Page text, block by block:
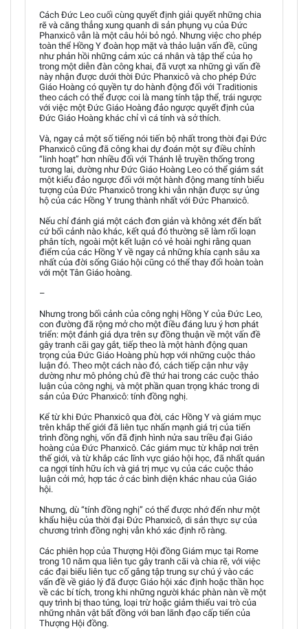
Cách Đức Leo cuối cùng quyết định giải quyết những chia
rẽ và căng thẳng xung quanh di sản phụng vụ của Đức
Phanxicô vẫn là một câu hỏi bỏ ngỏ. Nhưng việc cho phép
toàn thể Hồng Y đoàn họp mặt và thảo luận vấn đề, cũng
như phản hồi những cảm xúc cá nhân và tập thể của họ
trong một diễn đàn công khai, đã vượt xa những gì vấn đề
này nhận được dưới thời Đức Phanxicô và cho phép Đức
Giáo Hoàng có quyền tự do hành động đối với Traditionis
theo cách có thể được coi là mang tính tập thể, trái ngược
với việc một Đức Giáo Hoàng đảo ngược quyết định của
Đức Giáo Hoàng khác chỉ vì cá tính và sở thích.
Và, ngay cả một số tiếng nói tiến bộ nhất trong thời đại Đức
Phanxicô cũng đã công khai dự đoán một sự điều chỉnh
“linh hoạt” hơn nhiều đối với Thánh lễ truyền thống trong
tương lai, dường như Đức Giáo Hoàng Leo có thể giám sát
một kiểu đảo ngược đối với một hành động mang tính biểu
tượng của Đức Phanxicô trong khi vẫn nhận được sự ủng
hộ của các Hồng Y trung thành nhất với Đức Phanxicô.
Nếu chỉ đánh giá một cách đơn giản và không xét đến bất
cứ bối cảnh nào khác, kết quả đó thường sẽ làm rối loạn
phân tích, ngoài một kết luận có vẻ hoài nghi rằng quan
điểm của các Hồng Y về ngay cả những khía cạnh sâu xa
nhất của đời sống Giáo hội cũng có thể thay đổi hoàn toàn
với một Tân Giáo hoàng.
–
Nhưng trong bối cảnh của công nghị Hồng Y của Đức Leo,
con đường đã rộng mở cho một điều đáng lưu ý hơn phát
triển: một đánh giá dựa trên sự đồng thuận về một vấn đề
gây tranh cãi gay gắt, tiếp theo là một hành động quan
trọng của Đức Giáo Hoàng phù hợp với những cuộc thảo
luận đó. Theo một cách nào đó, cách tiếp cận như vậy
dường như mô phỏng chủ đề thứ hai trong các cuộc thảo
luận của công nghị, và một phần quan trọng khác trong di
sản của Đức Phanxicô: tính đồng nghị.
Kể từ khi Đức Phanxicô qua đời, các Hồng Y và giám mục
trên khắp thế giới đã liên tục nhấn mạnh giá trị của tiến
trình đồng nghị, vốn đã định hình nửa sau triều đại Giáo
hoàng của Đức Phanxicô. Các giám mục từ khắp nơi trên
thế giới, và từ khắp các lĩnh vực giáo hội học, đã nhất quán
ca ngợi tính hữu ích và giá trị mục vụ của các cuộc thảo
luận cởi mở, hợp tác ở các bình diện khác nhau của Giáo
hội.
Nhưng, dù “tính đồng nghị” có thể được nhớ đến như một
khẩu hiệu của thời đại Đức Phanxicô, di sản thực sự của
chương trình đồng nghị vẫn khó xác định rõ ràng.
Các phiên họp của Thượng Hội đồng Giám mục tại Rome
trong 10 năm qua liên tục gây tranh cãi và chia rẽ, với việc
các đại biểu liên tục cố gắng tập trung sự chú ý vào các
vấn đề về giáo lý đã được Giáo hội xác định hoặc thần học
về các bí tích, trong khi những người khác phàn nàn về một
quy trình bị thao túng, loại trừ hoặc giảm thiểu vai trò của
những nhân vật bất đồng với ban lãnh đạo cấp tiến của
Thượng Hội đồng.